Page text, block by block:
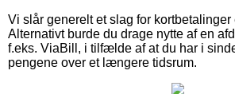
Vi slår generelt et slag for
Alternativt burde du drage nytte af en
f.eks. ViaBill, i tilfælde af at du har i
pengene over et længere tidsrum.